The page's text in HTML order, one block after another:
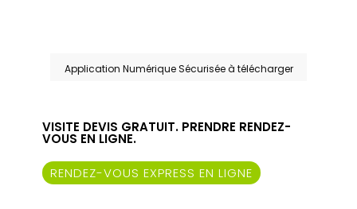
Application Numérique Sécurisée à télécharger
VISITE DEVIS GRATUIT. PRENDRE RENDEZ-
VOUS EN LIGNE.
RENDEZ-VOUS EXPRESS EN LIGNE